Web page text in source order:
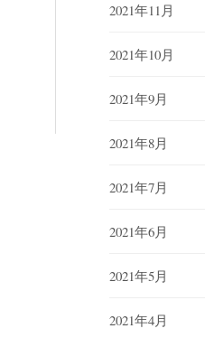
2021年11月
2021年10月
2021年9月
2021年8月
2021年7月
2021年6月
2021年5月
2021年4月